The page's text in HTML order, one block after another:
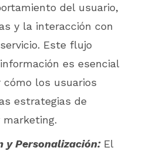
del usuario,
y la interacción con
Este flujo
es esencial
cómo los usuarios
estrategias de
y Personalización:El